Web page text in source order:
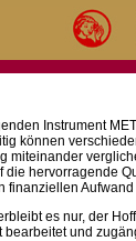
Instrument
können
miteinander
die hervorragende
finanziellen
es nur, der
bearbeitet und